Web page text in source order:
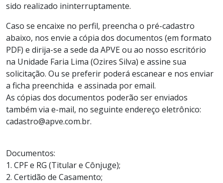
sido realizado ininterruptamente.
Caso se encaixe no perfil, preencha o pré-cadastro
abaixo, nos envie a cópia dos documentos (em formato
PDF) e dirija-se a sede da APVE ou ao nosso escritório
na Unidade Faria Lima (Ozires Silva) e assine sua
solicitação. Ou se preferir poderá escanear e nos enviar
a ficha preenchida e assinada por email.
As cópias dos documentos poderão ser enviados
também via e-mail, no seguinte endereço eletrônico:
cadastro@apve.com.br.
Documentos:
1. CPF e RG (Titular e Cônjuge);
2. Certidão de Casamento;